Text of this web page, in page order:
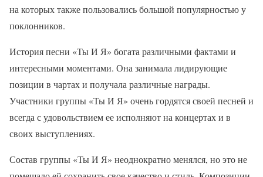
на которых также пользовались большой популярностью у
поклонников.
История песни «Ты И Я» богата различными фактами и
интересными моментами. Она занимала лидирующие
позиции в чартах и получала различные награды.
Участники группы «Ты И Я» очень гордятся своей песней и
всегда с удовольствием ее исполняют на концертах и в
своих выступлениях.
Состав группы «Ты И Я» неоднократно менялся, но это не